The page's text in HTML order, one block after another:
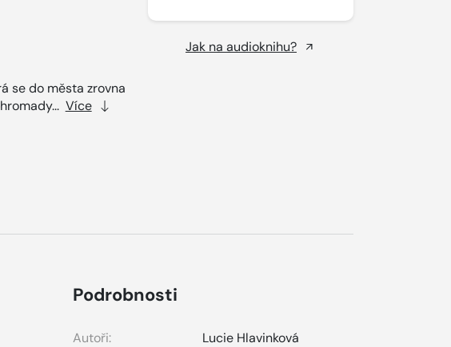
se do města zrovna
Více
Jak na audioknihu?
Podrobnosti
Autoři:
Lucie Hlavinková